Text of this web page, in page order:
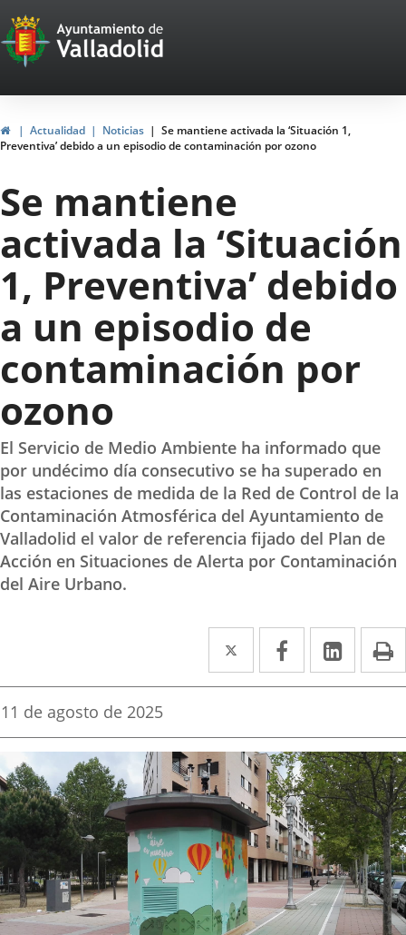
Portal
Web
del
Ayuntamiento
de
Valladolid
InicioActualidad Noticias
Se mantiene activada la ‘Situación 1,
Preventiva’ debido a un episodio de contaminación por ozono
Se mantiene
activada la ‘Situación
1, Preventiva’ debido
a un episodio de
contaminación por
ozono
El Servicio de Medio Ambiente ha informado que
por undécimo día consecutivo se ha superado en
las estaciones de medida de la Red de Control de la
Contaminación Atmosférica del Ayuntamiento de
Valladolid el valor de referencia fijado del Plan de
Acción en Situaciones de Alerta por Contaminación
del Aire Urbano.
Twitter
Enlace
a
aplicación
externa.
Facebook
Enlace
a
aplicación
externa.
Enlace
a
Fecha
la
noticia
11 de agosto de 2025